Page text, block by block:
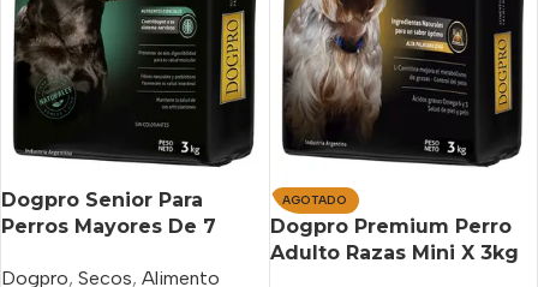
Dogpro Senior Para
Perros Mayores De 7
Dogpro, Secos, Alimento
AGOTADO
Dogpro Premium Perro
Adulto Razas Mini X 3kg